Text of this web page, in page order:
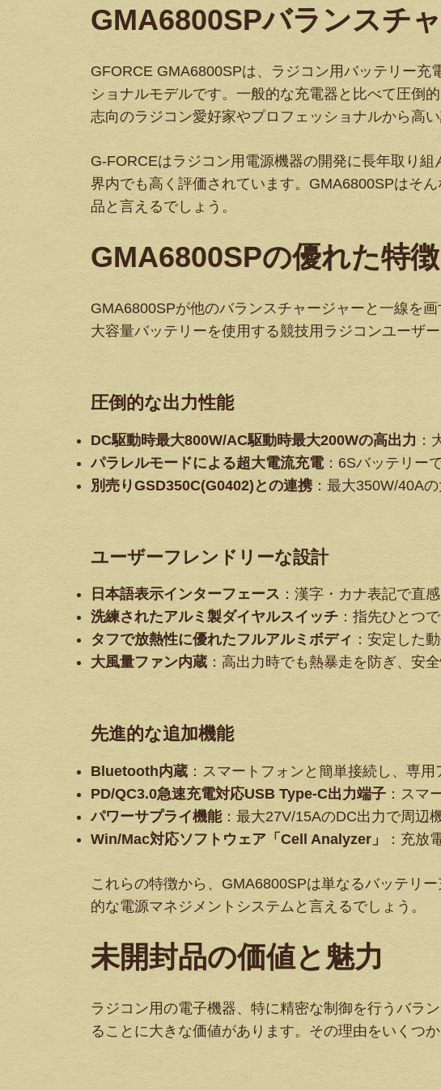
GMA6800SPバランスチ
GFORCE GMA6800SPは、ラジコン用バッテリー充
ショナルモデルです。一般的な充電器と比べて圧倒
志向のラジコン愛好家やプロフェッショナルから高い
G-FORCEはラジコン用電源機器の開発に長年取り
界内でも高く評価されています。GMA6800SPはそ
品と言えるでしょう。
GMA6800SPの優れた特
GMA6800SPが他のバランスチャージャーと一線を
大容量バッテリーを使用する競技用ラジコンユーザ
圧倒的な出力性能
DC駆動時最大800W/AC駆動時最大200Wの高出力 ：
パラレルモードによる超大電流充電：6Sバッテリー
別売りGSD350C(G0402)との連携：最大350W/40A
ユーザーフレンドリーな設計
日本語表示インターフェース ：漢字・カナ表記で直
洗練されたアルミ製ダイヤルスイッチ ：指先ひとつ
タフで放熱性に優れたフルアルミボディ ：安定した
大風量ファン内蔵 ：高出力時でも熱暴走を防ぎ、安
先進的な追加機能
Bluetooth内蔵 ：スマートフォンと簡単接続し、専
PD/QC3.0急速充電対応USB Type-C出力端子 ：スマ
パワーサプライ機能：最大27V/15AのDC出力で周辺
Win/Mac対応ソフトウェア「Cell Analyzer」
：充放
これらの特徴から、GMA6800SPは単なるバッテリ
的な電源マネジメントシステムと言えるでしょう。
未開封品の価値と魅力
ラジコン用の電子機器、特に精密な制御を行うバラ
ることに大きな価値があります。その理由をいくつか